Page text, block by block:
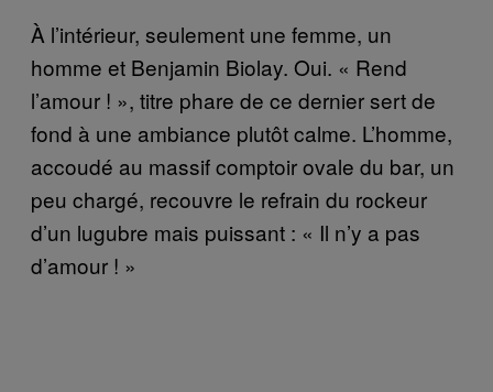
À l’intérieur, seulement une femme, un
homme et Benjamin Biolay. Oui. « Rend
l’amour ! », titre phare de ce dernier sert de
fond à une ambiance plutôt calme. L’homme,
accoudé au massif comptoir ovale du bar, un
peu chargé, recouvre le refrain du rockeur
d’un lugubre mais puissant : « Il n’y a pas
d’amour ! »